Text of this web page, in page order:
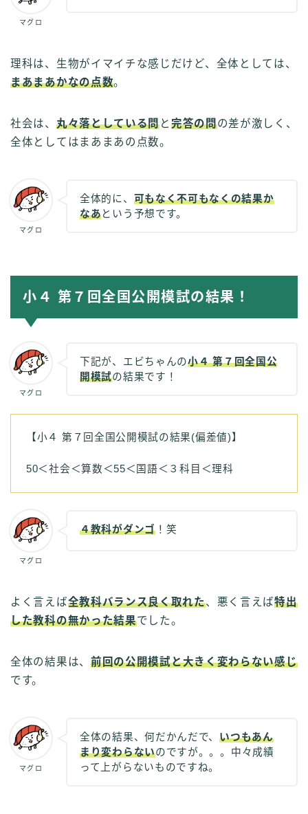
マグロ
理科は、生物がイマイチな感じだけど、全体としては、
まあまあかなの点数。
社会は、 丸々落としている問と 完答の問の差が激しく、
全体としてはまあまあの点数。
マグロ
全体的に、 可もなく不可もなくの結果か
なあという予想です。
小４ 第７回全国公開模試の結果！
マグロ
下記が、エビちゃんの小４ 第７回全国公
開模試の結果です！
【小４ 第７回全国公開模試の結果(偏差値)】
50＜社会＜算数＜55＜国語＜３科目＜理科
マグロ
４教科がダンゴ！笑
よく言えば全教科バランス良く取れた、悪く言えば特出
した教科の無かった結果でした。
全体の結果は、 前回の公開模試と大きく変わらない感じ
です。
マグロ
全体の結果、何だかんだで、いつもあん
まり変わらないのですが。。。中々成績
って上がらないものですね。